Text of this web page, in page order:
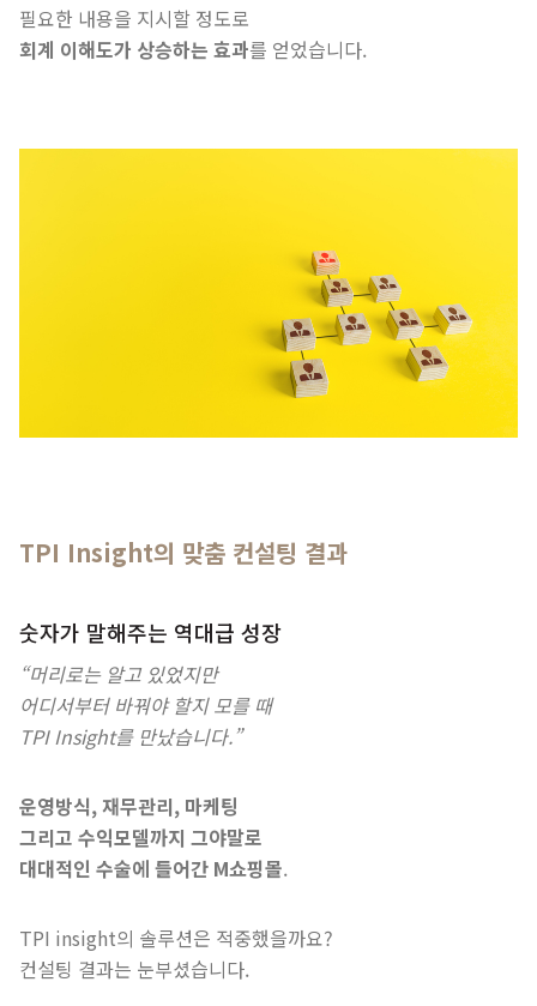
필요한 내용을 지시할 정도로
회계 이해도가 상승하는 효과를 얻었습니다.
TPI Insight의 맞춤 컨설팅 결과
숫자가 말해주는 역대급 성장
“머리로는 알고 있었지만
어디서부터 바꿔야 할지 모를 때
TPI Insight를 만났습니다.”
운영방식, 재무관리, 마케팅
그리고 수익모델까지 그야말로
대대적인 수술에 들어간 M쇼핑몰.
TPI insight의 솔루션은 적중했을까요?
컨설팅 결과는 눈부셨습니다.